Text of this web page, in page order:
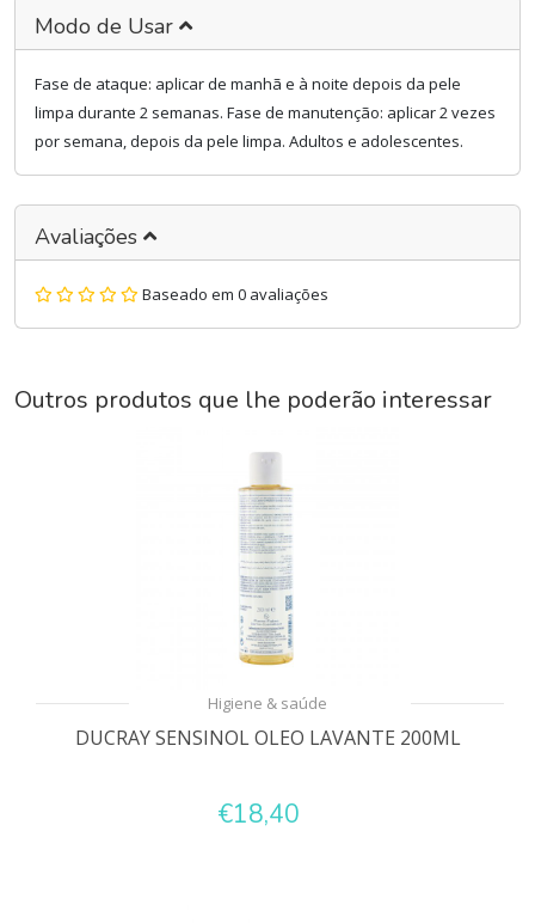
Modo de Usar
Fase de ataque: aplicar de manhã e à noite depois da pele
limpa durante 2 semanas. Fase de manutenção: aplicar 2 vezes
por semana, depois da pele limpa. Adultos e adolescentes.
Avaliações
Baseado em 0 avaliações
Outros produtos que lhe poderão interessar
Higiene & saúde
DUCRAY SENSINOL OLEO LAVANTE 200ML
€18,40